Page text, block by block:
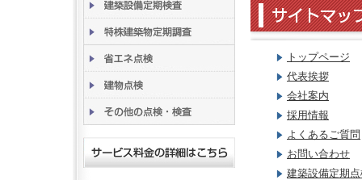
トップページ
代表挨拶
会社案内
採用情報
よくあるご質問
お問い合わせ
建築設備定期